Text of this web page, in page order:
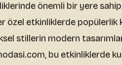
önemli bir yere
özel etkinliklerde popülerlik
stillerin modern
bu etkinliklerde